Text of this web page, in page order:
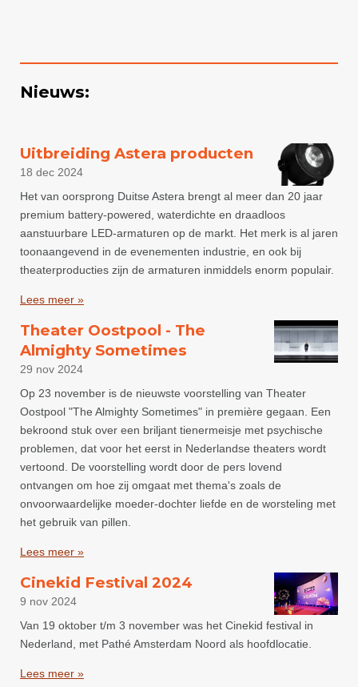
Nieuws:
Uitbreiding Astera producten
18 dec 2024
Het van oorsprong Duitse Astera brengt al meer dan 20 jaar
premium battery-powered, waterdichte en draadloos
aanstuurbare LED-armaturen op de markt. Het merk is al jaren
toonaangevend in de evenementen industrie, en ook bij
theaterproducties zijn de armaturen inmiddels enorm populair.
Lees meer »
Theater Oostpool - The
Almighty Sometimes
29 nov 2024
Op 23 november is de nieuwste voorstelling van Theater
Oostpool "The Almighty Sometimes" in première gegaan. Een
bekroond stuk over een briljant tienermeisje met psychische
problemen, dat voor het eerst in Nederlandse theaters wordt
vertoond. De voorstelling wordt door de pers lovend
ontvangen om hoe zij omgaat met thema's zoals de
onvoorwaardelijke moeder-dochter liefde en de worsteling met
het gebruik van pillen.
Lees meer »
Cinekid Festival 2024
9 nov 2024
Van 19 oktober t/m 3 november was het Cinekid festival in
Nederland, met Pathé Amsterdam Noord als hoofdlocatie.
Lees meer »